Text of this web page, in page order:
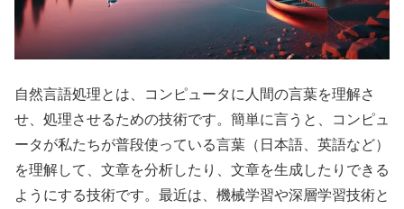
自然言語処理とは、コンピュータに人間の言葉を理解さ
せ、処理させるための技術です。簡単に言うと、コンピュ
ータが私たちが普段使っている言葉（日本語、英語など）
を理解して、文章を分析したり、文章を生成したりできる
ようにする技術です。最近は、機械学習や深層学習技術と